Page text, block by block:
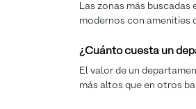
Las zonas más
modernos con amenities
¿Cuánto cuesta un
El valor de un
más altos que en otros